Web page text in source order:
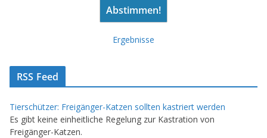
Ergebnisse
RSS Feed
Tierschützer: Freigänger-Katzen sollten kastriert werden
Es gibt keine einheitliche Regelung zur Kastration von
Freigänger-Katzen.